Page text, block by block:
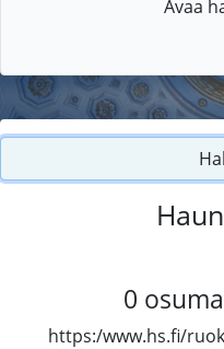
Avaa
0
https:/www.hs.fi/